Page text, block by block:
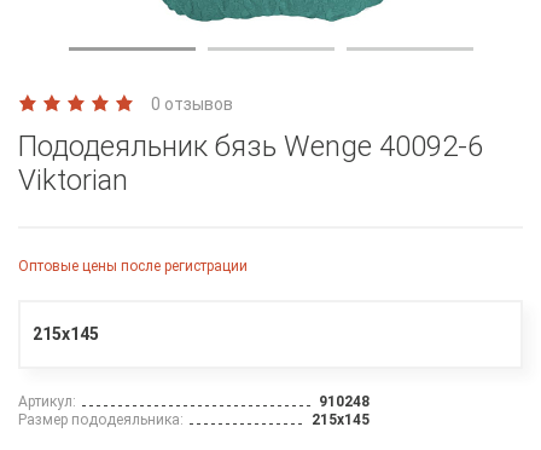
0 отзывов
Пододеяльник бязь Wenge 40092-6
Viktorian
Оптовые цены после регистрации
215х145
Артикул:
910248
Размер пододеяльника:
215х145